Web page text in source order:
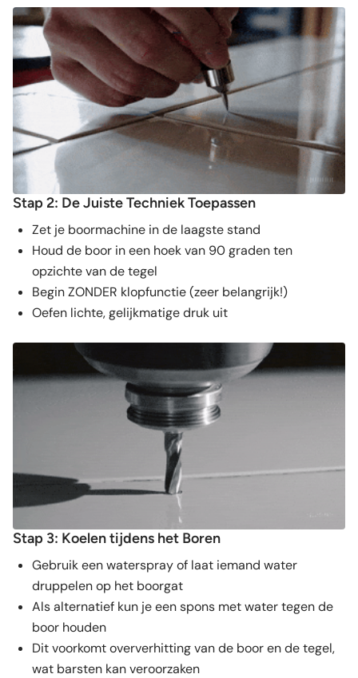
Stap 2: De Juiste Techniek Toepassen
Zet je boormachine in de laagste stand
Houd de boor in een hoek van 90 graden ten
opzichte van de tegel
Begin ZONDER klopfunctie (zeer belangrijk!)
Oefen lichte, gelijkmatige druk uit
Stap 3: Koelen tijdens het Boren
Gebruik een waterspray of laat iemand water
druppelen op het boorgat
Als alternatief kun je een spons met water tegen de
boor houden
Dit voorkomt oververhitting van de boor en de tegel,
wat barsten kan veroorzaken